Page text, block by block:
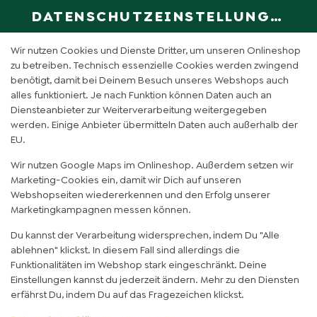
DATENSCHUTZEINSTELLUNGEN
Wir nutzen Cookies und Dienste Dritter, um unseren Onlineshop
zu betreiben. Technisch essenzielle Cookies werden zwingend
benötigt, damit bei Deinem Besuch unseres Webshops auch
alles funktioniert. Je nach Funktion können Daten auch an
Diensteanbieter zur Weiterverarbeitung weitergegeben
werden. Einige Anbieter übermitteln Daten auch außerhalb der
EU.
Wir nutzen Google Maps im Onlineshop. Außerdem setzen wir
Marketing-Cookies ein, damit wir Dich auf unseren
Webshopseiten wiedererkennen und den Erfolg unserer
Marketingkampagnen messen können.
Du kannst der Verarbeitung widersprechen, indem Du "Alle
ablehnen" klickst. In diesem Fall sind allerdings die
Funktionalitäten im Webshop stark eingeschränkt. Deine
Einstellungen kannst du jederzeit ändern. Mehr zu den Diensten
erfährst Du, indem Du auf das Fragezeichen klickst.
DE
BEERENKNUSPER